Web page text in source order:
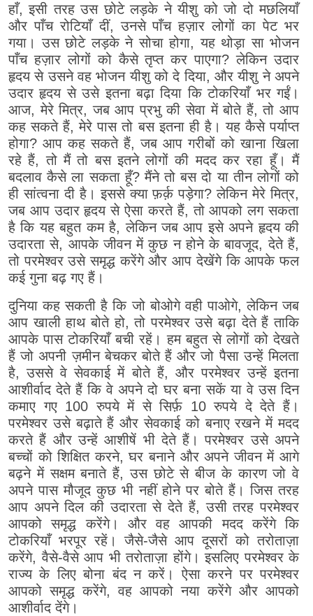
हाँ, इसी तरह उस छोटे लड़के ने यीशु को जो दो मछलियाँ
और पाँच रोटियाँ दीं, उनसे पाँच हज़ार लोगों का पेट भर
गया। उस छोटे लड़के ने सोचा होगा, यह थोड़ा सा भोजन
पाँच हज़ार लोगों को कैसे तृप्त कर पाएगा? लेकिन उदार
हृदय से उसने वह भोजन यीशु को दे दिया, और यीशु ने अपने
उदार हृदय से उसे इतना बढ़ा दिया कि टोकरियाँ भर गईं।
आज, मेरे मित्र, जब आप प्रभु की सेवा में बोते हैं, तो आप
कह सकते हैं, मेरे पास तो बस इतना ही है। यह कैसे पर्याप्त
होगा? आप कह सकते हैं, जब आप गरीबों को खाना खिला
रहे हैं, तो मैं तो बस इतने लोगों की मदद कर रहा हूँ। मैं
बदलाव कैसे ला सकता हूँ? मैंने तो बस दो या तीन लोगों को
ही सांत्वना दी है। इससे क्या फ़र्क़ पड़ेगा? लेकिन मेरे मित्र,
जब आप उदार हृदय से ऐसा करते हैं, तो आपको लग सकता
है कि यह बहुत कम है, लेकिन जब आप इसे अपने हृदय की
उदारता से, आपके जीवन में कुछ न होने के बावजूद, देते हैं,
तो परमेश्वर उसे समृद्ध करेंगे और आप देखेंगे कि आपके फल
कई गुना बढ़ गए हैं।
दुनिया कह सकती है कि जो बोओगे वही पाओगे, लेकिन जब
आप खाली हाथ बोते हो, तो परमेश्वर उसे बढ़ा देते हैं ताकि
आपके पास टोकरियाँ बची रहें। हम बहुत से लोगों को देखते
हैं जो अपनी ज़मीन बेचकर बोते हैं और जो पैसा उन्हें मिलता
है, उससे वे सेवकाई में बोते हैं, और परमेश्वर उन्हें इतना
आशीर्वाद देते हैं कि वे अपने दो घर बना सकें या वे उस दिन
कमाए गए 100 रुपये में से सिर्फ़ 10 रुपये दे देते हैं।
परमेश्वर उसे बढ़ाते हैं और सेवकाई को बनाए रखने में मदद
करते हैं और उन्हें आशीषें भी देते हैं। परमेश्वर उसे अपने
बच्चों को शिक्षित करने, घर बनाने और अपने जीवन में आगे
बढ़ने में सक्षम बनाते हैं, उस छोटे से बीज के कारण जो वे
अपने पास मौजूद कुछ भी नहीं होने पर बोते हैं। जिस तरह
आप अपने दिल की उदारता से देते हैं, उसी तरह परमेश्वर
आपको समृद्ध करेंगे। और वह आपकी मदद करेंगे कि
टोकरियाँ भरपूर रहें। जैसे-जैसे आप दूसरों को तरोताज़ा
करेंगे, वैसे-वैसे आप भी तरोताज़ा होंगे। इसलिए परमेश्वर के
राज्य के लिए बोना बंद न करें। ऐसा करने पर परमेश्वर
आपको समृद्ध करेंगे, वह आपको नया करेंगे और आपको
आशीर्वाद देंगे।